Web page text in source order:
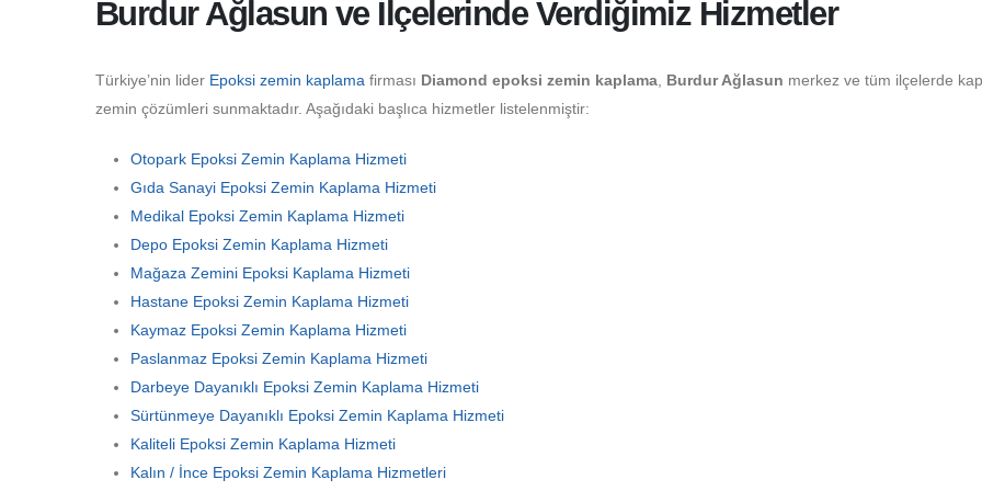
Burdur Ağlasun ve İlçelerinde Verdiğimiz Hizmetler
Türkiye’nin lider Epoksi zemin kaplama firması Diamond epoksi zemin kaplama Burdur Ağlasun merkez ve tüm ilçelerde
zemin çözümleri sunmaktadır. Aşağıdaki başlıca hizmetler listelenmiştir:
Otopark Epoksi Zemin Kaplama Hizmeti
Gıda Sanayi Epoksi Zemin Kaplama Hizmeti
Medikal Epoksi Zemin Kaplama Hizmeti
Depo Epoksi Zemin Kaplama Hizmeti
Mağaza Zemini Epoksi Kaplama Hizmeti
Hastane Epoksi Zemin Kaplama Hizmeti
Kaymaz Epoksi Zemin Kaplama Hizmeti
Paslanmaz Epoksi Zemin Kaplama Hizmeti
Darbeye Dayanıklı Epoksi Zemin Kaplama Hizmeti
Sürtünmeye Dayanıklı Epoksi Zemin Kaplama Hizmeti
Kaliteli Epoksi Zemin Kaplama Hizmeti
Kalın / İnce Epoksi Zemin Kaplama Hizmetleri